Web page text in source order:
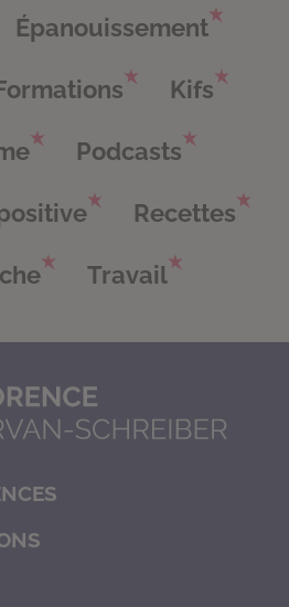
Épanouissement
Kifs
Podcasts
Recettes
Travail